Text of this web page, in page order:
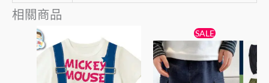
相關商品
產
SALE
始
價
格：
$79。
目
前
格：
$75。
產
品
有